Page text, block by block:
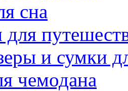
сна
и сумки
чемодана